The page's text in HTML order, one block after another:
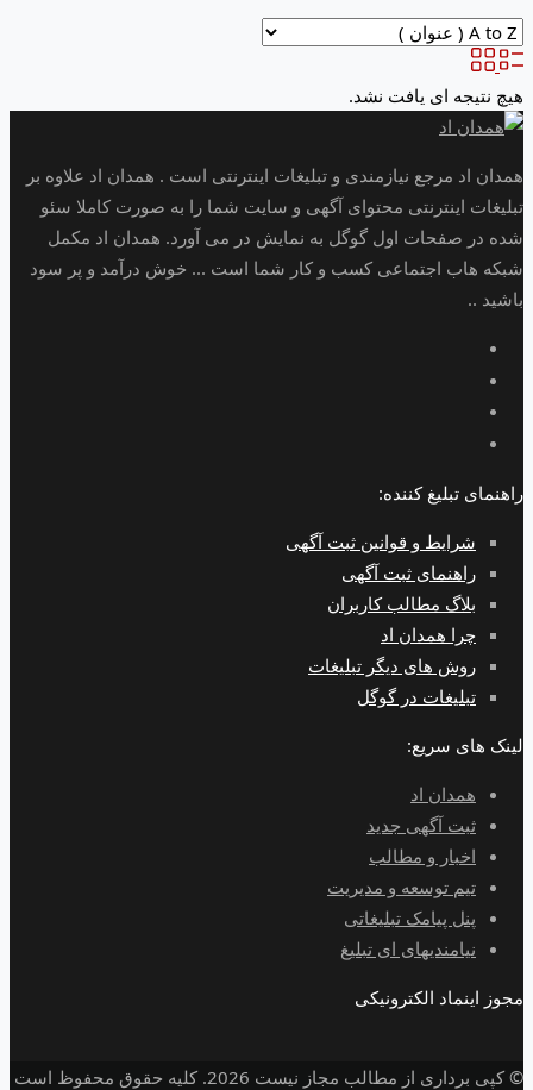
هیچ نتیجه ای یافت نشد.
همدان اد مرجع نیازمندی و تبلیغات اینترنتی است . همدان اد علاوه بر
تبلیغات اینترنتی محتوای آگهی و سایت شما را به صورت کاملا سئو
شده در صفحات اول گوگل به نمایش در می آورد. همدان اد مکمل
شبکه هاب اجتماعی کسب و کار شما است ... خوش درآمد و پر سود
باشید ..
راهنمای تبلیغ کننده:
شرایط و قوانین ثبت آگهی
راهنمای ثبت آگهی
بلاگ مطالب کاربران
چرا همدان اد
روش های دیگر تبلیغات
تبلیغات در گوگل
لینک های سریع:
همدان اد
ثبت آگهی جدید
اخبار و مطالب
تیم توسعه و مدیریت
پنل پیامک تبلیغاتی
نیامندیهای ای تبلیغ
مجوز اینماد الکترونیکی
© کپی برداری از مطالب مجاز نیست 2026. کلیه حقوق محفوظ است